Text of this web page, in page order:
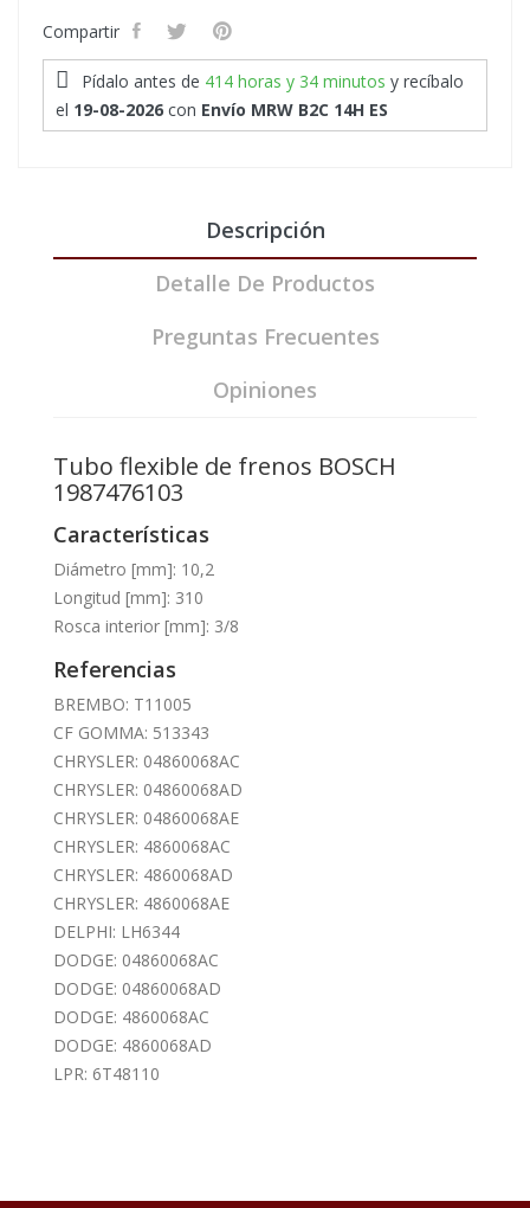
Compartir
Pídalo antes de 414 horas y 34 minutos y recíbalo
el 19-08-2026 con Envío MRW B2C 14H ES
Descripción
Detalle De Productos
Preguntas Frecuentes
Opiniones
Tubo flexible de frenos BOSCH
1987476103
Características
Diámetro [mm]: 10,2
Longitud [mm]: 310
Rosca interior [mm]: 3/8
Referencias
BREMBO: T11005
CF GOMMA: 513343
CHRYSLER: 04860068AC
CHRYSLER: 04860068AD
CHRYSLER: 04860068AE
CHRYSLER: 4860068AC
CHRYSLER: 4860068AD
CHRYSLER: 4860068AE
DELPHI: LH6344
DODGE: 04860068AC
DODGE: 04860068AD
DODGE: 4860068AC
DODGE: 4860068AD
LPR: 6T48110